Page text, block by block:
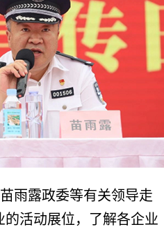
雨露政委等有关领导走
活动展位，了解各企业